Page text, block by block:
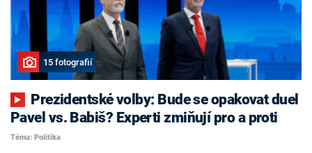
15 fotografií
Pavel vs. Babiš? Experti zmiňují pro a proti
Téma: Politika